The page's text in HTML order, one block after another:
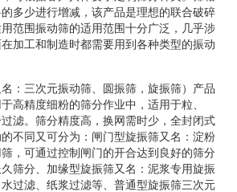
多少进行增减，该产品是理想的联合破碎
范围振动筛的适用范围十分广泛，几乎涉
加工和制造时都需要用到各种类型的振动
：三次元振动筛、圆振筛，旋振筛）产品
高精度细粉的筛分作业中，适用于粒、
滤。筛分精度高，换网需时少，全封闭式
不同又可分为：闸门型旋振筛又名：淀粉
，可通过控制闸门的开合达到良好的筛分
筛分、加缘型旋振筛又名：泥浆专用旋振
过滤、纸浆过滤等、普通型旋振筛三次元